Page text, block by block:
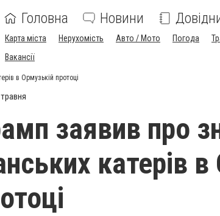
Головна Новини
Карта міста Нерухомість Авто / Мото Погода
Вакансії
в Ормузькій протоці
заявив про
катерів